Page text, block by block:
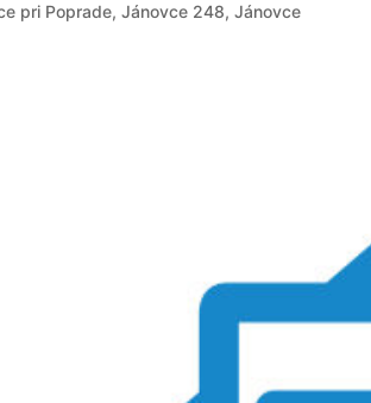
pri Poprade, Jánovce 248, Jánovce